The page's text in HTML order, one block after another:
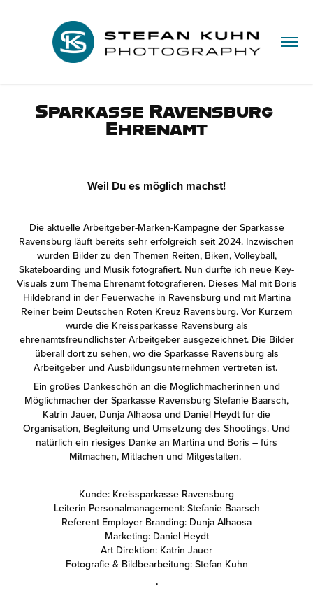
Sparkasse Ravensburg
Ehrenamt
Weil Du es möglich machst!
Die aktuelle Arbeitgeber-Marken-Kampagne der Sparkasse
Ravensburg läuft bereits sehr erfolgreich seit 2024. Inzwischen
wurden Bilder zu den Themen Reiten, Biken, Volleyball,
Skateboarding und Musik fotografiert. Nun durfte ich neue Key-
Visuals zum Thema Ehrenamt fotografieren. Dieses Mal mit Boris
Hildebrand in der Feuerwache in Ravensburg und mit Martina
Reiner beim Deutschen Roten Kreuz Ravensburg. Vor Kurzem
wurde die Kreissparkasse Ravensburg als
ehrenamtsfreundlichster Arbeitgeber ausgezeichnet. Die Bilder
überall dort zu sehen, wo die Sparkasse Ravensburg als
Arbeitgeber und Ausbildungsunternehmen vertreten ist.
Ein großes Dankeschön an die Möglichmacherinnen und
Möglichmacher der Sparkasse Ravensburg Stefanie Baarsch,
Katrin Jauer, Dunja Alhaosa und Daniel Heydt für die
Organisation, Begleitung und Umsetzung des Shootings. Und
natürlich ein riesiges Danke an Martina und Boris – fürs
Mitmachen, Mitlachen und Mitgestalten.
Kunde: Kreissparkasse Ravensburg
Leiterin Personalmanagement: Stefanie Baarsch
Referent Employer Branding: Dunja Alhaosa
Marketing: Daniel Heydt
Art Direktion: Katrin Jauer
Fotografie & Bildbearbeitung: Stefan Kuhn
•